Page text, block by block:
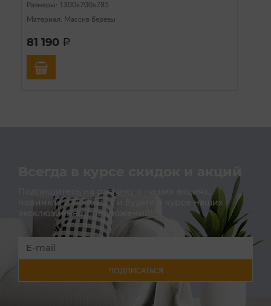
Размеры: 1300х700х785
Материал: Массив березы
81 190 a
Всегда в курсе скидок и акций
Подпишитесь на расылку о наших акциях,
новинках и новостях и будьте в курсе наших
эксклюзивных предложений!
ПОДПИСАТЬСЯ